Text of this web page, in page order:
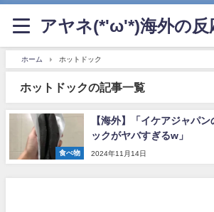
アヤネ(*'ω'*)海外の反
ホーム ホットドック
ホットドックの記事一覧
食べ物
【海外】「イケアジャパ
ックがヤバすぎるw」
2024年11月14日